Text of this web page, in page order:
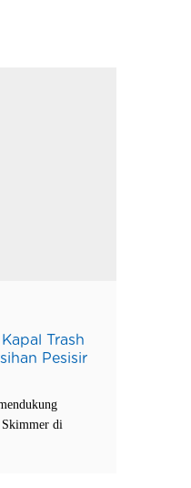
Trash
Pesisir
Skimmer di